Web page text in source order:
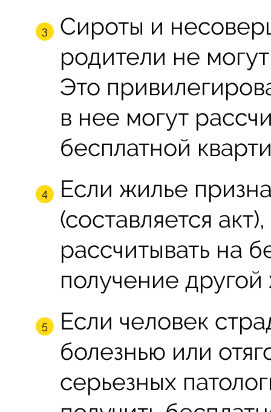
Сироты и
родители не
Это
в нее могут
бесплатной
Если жилье
(составляется
рассчитывать на
получение
Если человек
болезнью или
серьезных